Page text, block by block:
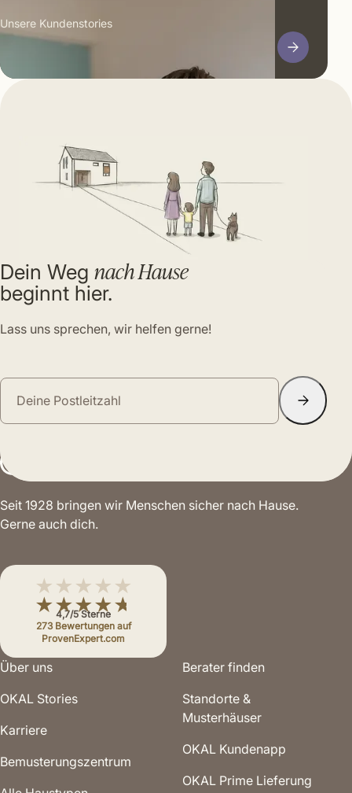
Unsere Kunden­stories
Dein Wegnach Hause
beginnt hier.
Lass uns sprechen, wir helfen gerne!
Seit 1928 bringen wir Menschen sicher nach Hause.
Gerne auch dich.
★★★★★
★★★★★
4,7/5 Sterne
273 Bewertungen auf
ProvenExpert.com
Über uns
OKAL Stories
Karriere
Bemusterungs­zentrum
Berater finden
Standorte &
Musterhäuser
OKAL Kundenapp
OKAL Prime Lieferung